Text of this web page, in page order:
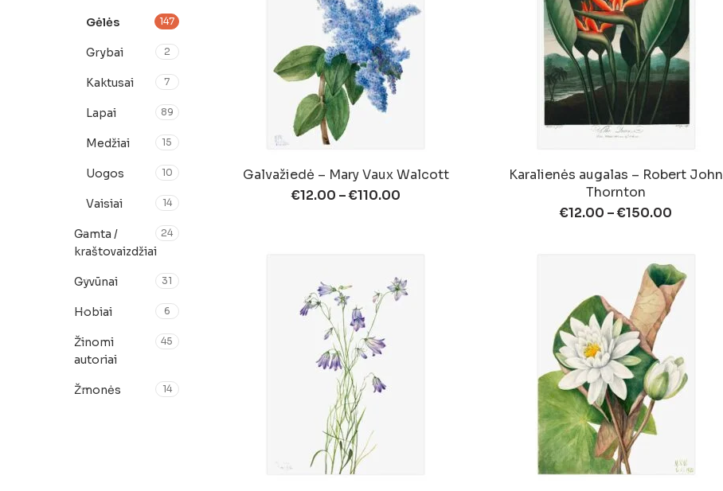
Gėlės 147
Grybai 2
Kaktusai 7
Lapai 89
Medžiai 15
Uogos 10
Vaisiai 14
Gamta /
kraštovaizdžiai
24
Gyvūnai 31
Hobiai 6
Žinomi
autoriai
45
Žmonės 14
Galvažiedė – Mary Vaux Walcott
€12.00 –€110.00
Karalienės augalas – Robert John
Thornton
€12.00 –€150.00